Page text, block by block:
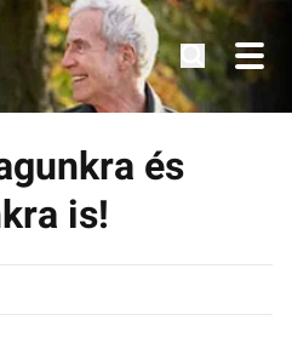
számára.
és
is!